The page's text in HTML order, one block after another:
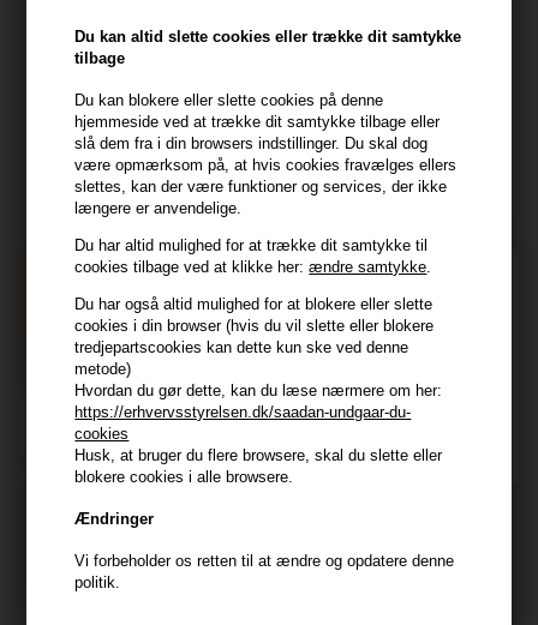
Du kan altid slette cookies eller trække dit samtykke
tilbage
Du kan blokere eller slette cookies på denne
hjemmeside ved at trække dit samtykke tilbage eller
slå dem fra i din browsers indstillinger. Du skal dog
være opmærksom på, at hvis cookies fravælges ellers
slettes, kan der være funktioner og services, der ikke
længere er anvendelige.
Du har altid mulighed for at trække dit samtykke til
cookies tilbage ved at klikke her:ændre samtykke
Du har også altid mulighed for at blokere eller slette
cookies i din browser (hvis du vil slette eller blokere
tredjepartscookies kan dette kun ske ved denne
metode)
Hvordan du gør dette, kan du læse nærmere om her:
https://erhvervsstyrelsen.dk/saadan-undgaar-du-
cookies
Husk, at bruger du flere browsere, skal du slette eller
blokere cookies i alle browsere.
Ændringer
Vi forbeholder os retten til at ændre og opdatere denne
politik.
kundeservice@hair247.dk
Tlf. 23839799 (hverdage 9-14)
Modtag tilbud mm
Tilmeld dig nyhedsbrev - du kan altid afmelde det igen.
TILMELD
ConsentJeg accepterer vilkår og betingelser.
Læs mere her
Husk at vi har
Gratis fragt til ved køb over 399 kr på udvalgte fragtformer
356 dages returret
Tilmeld dig nyhedsbrevet
Og modtag nyheder, eksklusive tilbud og rabatter